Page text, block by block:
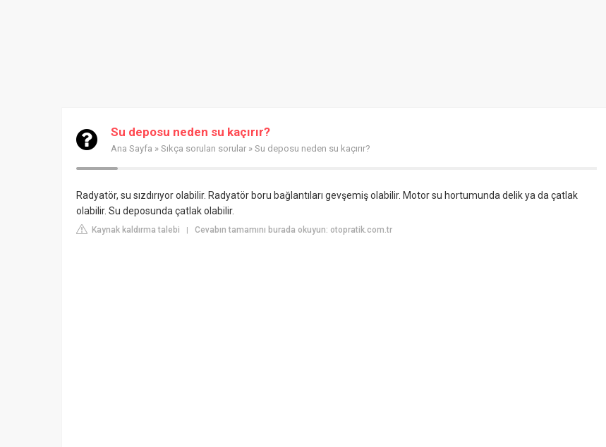
Su deposu neden su kaçırır?
Ana Sayfa » Sıkça sorulan sorular » Su deposu neden su kaçırır?
Radyatör, su sızdırıyor olabilir. Radyatör boru bağlantıları gevşemiş olabilir. Motor su hortumunda delik ya da çatlak
olabilir. Su deposunda çatlak olabilir.
Kaynak kaldırma talebi | Cevabın tamamını burada okuyun: otopratik.com.tr